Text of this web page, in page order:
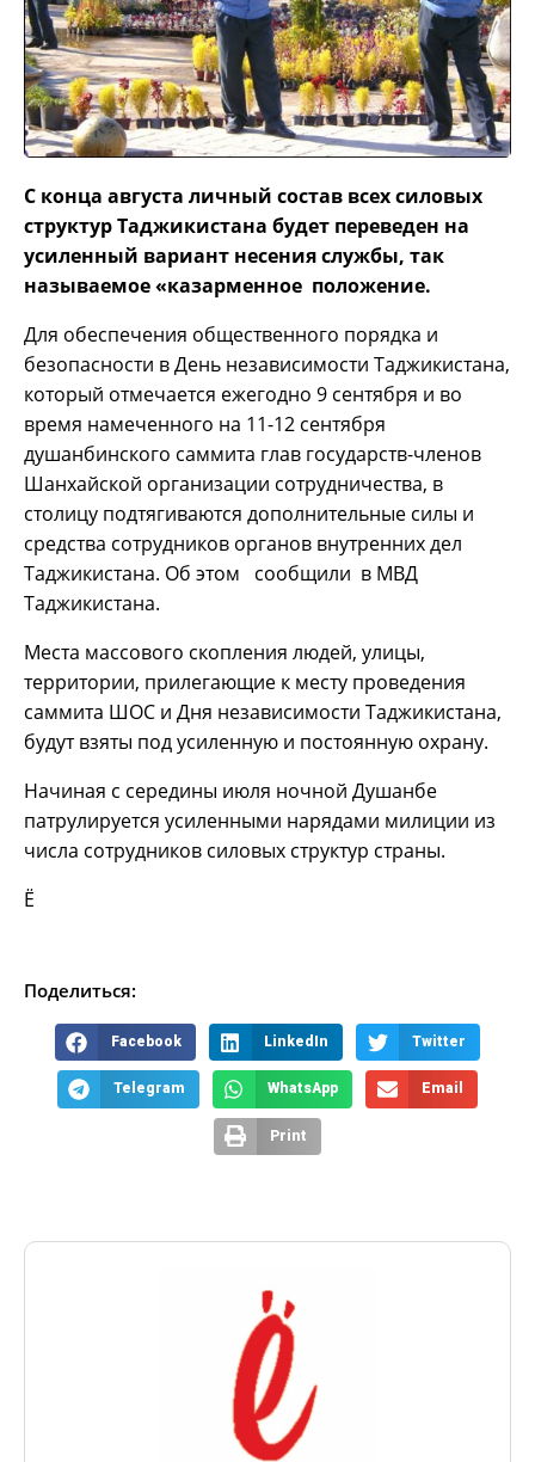
С конца августа личный состав всех силовых
структур Таджикистана будет переведен на
усиленный вариант несения службы, так
называемое «казарменное положение.
Для обеспечения общественного порядка и
безопасности в День независимости Таджикистана,
который отмечается ежегодно 9 сентября и во
время намеченного на 11-12 сентября
душанбинского саммита глав государств-членов
Шанхайской организации сотрудничества, в
столицу подтягиваются дополнительные силы и
средства сотрудников органов внутренних дел
Таджикистана. Об этом сообщили в МВД
Таджикистана.
Места массового скопления людей, улицы,
территории, прилегающие к месту проведения
саммита ШОС и Дня независимости Таджикистана,
будут взяты под усиленную и постоянную охрану.
Начиная с середины июля ночной Душанбе
патрулируется усиленными нарядами милиции из
числа сотрудников силовых структур страны.
Ё
Поделиться:
Facebook LinkedIn Twitter
Telegram WhatsApp Email
Print